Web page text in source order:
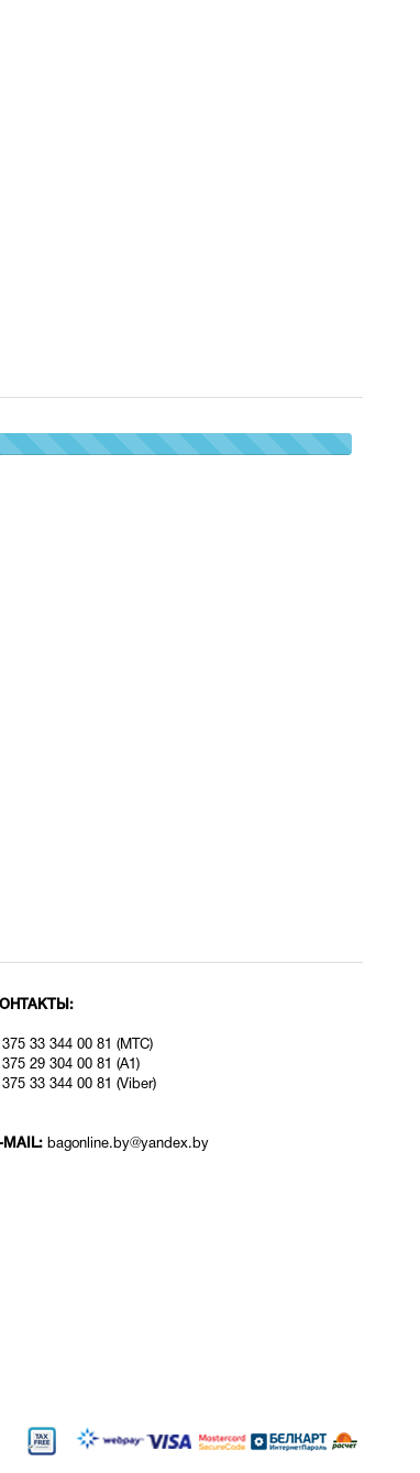
33 344 00 81 (МТС)
29 304 00 81 (A1)
33 344 00 81 (Viber)
MAIL: bagonline.by@yandex.by